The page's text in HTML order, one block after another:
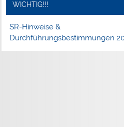
WICHTIG!!!
SR-Hinweise &
Durchführungsbestimmungen